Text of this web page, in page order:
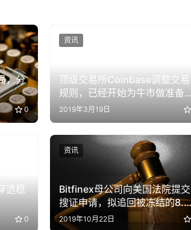
，分
0
顶级交易所Coinbase调整交易
规则，已经开始为牛市做准备
吗？
2019年3月19日
资讯
透稳
0
Bitfinex母公司向美国法院提交
搜证申请，拟追回被冻结的8.8
亿美元资金
2019年10月22日
资讯